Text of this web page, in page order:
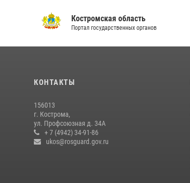
Костромская область
Портал государственных органов
КОНТАКТЫ
156013
г. Кострома,
ул. Профсоюзная д. 34А
+ 7 (4942) 34-91-86
ukos@rosguard.gov.ru